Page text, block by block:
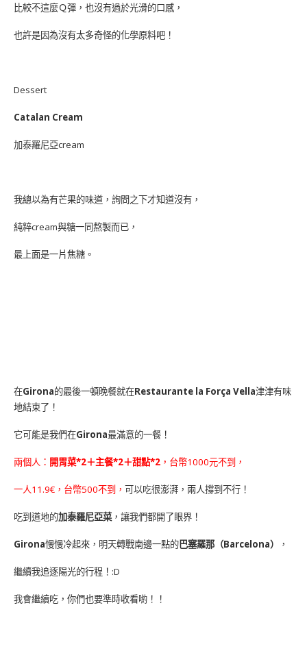
比較不這麼Ｑ彈，也沒有過於光滑的口感，
也許是因為沒有太多奇怪的化學原料吧！
Dessert
Catalan Cream
加泰羅尼亞cream
我總以為有芒果的味道，詢問之下才知道沒有，
純粹cream與糖一同熬製而已，
最上面是一片焦糖。
在Girona的最後一頓晚餐就在Restaurante la Força Vella津津有味
地結束了！
它可能是我們在Girona最滿意的一餐！
兩個人： 開胃菜*2＋主餐*2＋甜點*2 ，台幣1000元不到，
一人11.9€，台幣500不到， 可以吃很澎湃，兩人撐到不行！
吃到道地的加泰羅尼亞菜 ，讓我們都開了眼界！
Girona慢慢冷起來，明天轉戰南邊一點的巴塞羅那（Barcelona） ，
繼續我追逐陽光的行程！:D
我會繼續吃，你們也要準時收看喲！！